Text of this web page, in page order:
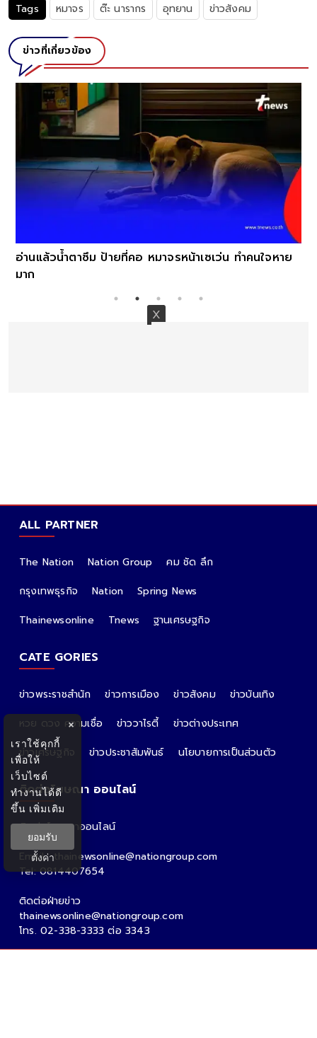
Tags หมาจร ต๊ะ นารากร อุทยาน ข่าวสังคม
ข่าวที่เกี่ยวข้อง
อ่านแล้วน้ำตาซึม ป้ายที่คอ หมาจรหน้าเซเว่น ทำคนใจหาย
มาก
ALL PARTNER
The Nation Nation Group
คม ชัด ลึก
กรุงเทพธุรกิจ
Nation
Spring News
Thainewsonline
Tnews ฐานเศรษฐกิจ
CATE GORIES
ข่าวพระราชสำนัก ข่าวการเมือง ข่าวสังคม
ข่าวบันเทิง
หวย ดวง ความเชื่อ
ข่าววาไรตี้
ข่าวต่างประเทศ
ข่าวเศรษฐกิจ
ข่าวประชาสัมพันธ์ นโยบายการเป็นส่วนตัว
ติดต่อโฆษณา ออนไลน์
ติดต่อโฆษณาออนไลน์
คุณอ้อ
Email : thainewsonline@nationgroup.com
Tel: 0814407654
ติดต่อฝ่ายข่าว
thainewsonline@nationgroup.com
โทร. 02-338-3333 ต่อ 3343
×
เราใช้คุกกี้
เพื่อให้
เว็บไซต์
ทำงานได้ดี
ขึ้น เพิ่มเติม
ยอมรับ
ตั้งค่า